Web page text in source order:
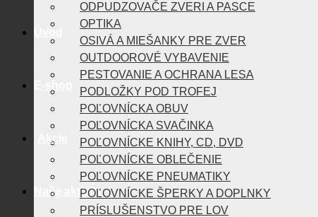
Akcie
Naše aktivity
ODPUDZOVAČE ZVERI A PASCE
OPTIKA
OSIVÁ A MIEŠANKY PRE ZVER
OUTDOOROVÉ VYBAVENIE
PESTOVANIE A OCHRANA LESA
PODLOŽKY POD TROFEJ
POĽOVNÍCKA OBUV
POĽOVNÍCKA SVAČINKA
POĽOVNÍCKE KNIHY, CD, DVD
POĽOVNÍCKE OBLEČENIE
POĽOVNÍCKE PNEUMATIKY
POĽOVNÍCKE ŠPERKY A DOPLNKY
PRÍSLUŠENSTVO PRE LOV